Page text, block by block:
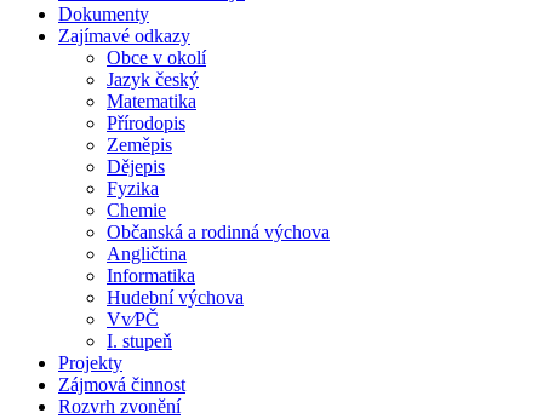
Dokumenty
Zajímavé odkazy
Obce v okolí
Jazyk český
Matematika
Přírodopis
Zeměpis
Dějepis
Fyzika
Chemie
Občanská a rodinná výchova
Angličtina
Informatika
Hudební výchova
Vv⁄PČ
I. stupeň
Projekty
Zájmová činnost
Rozvrh zvonění